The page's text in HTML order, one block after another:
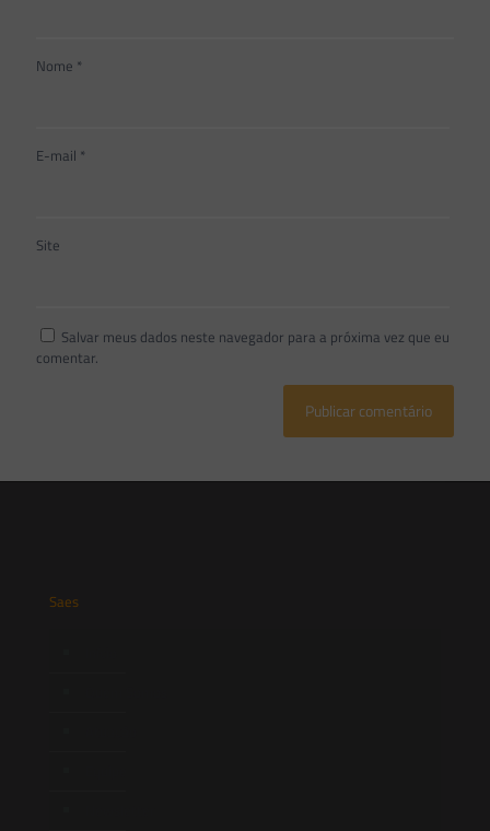
Nome *
E-mail *
Site
Salvar meus dados neste navegador para a próxima vez que eu
comentar.
Saes